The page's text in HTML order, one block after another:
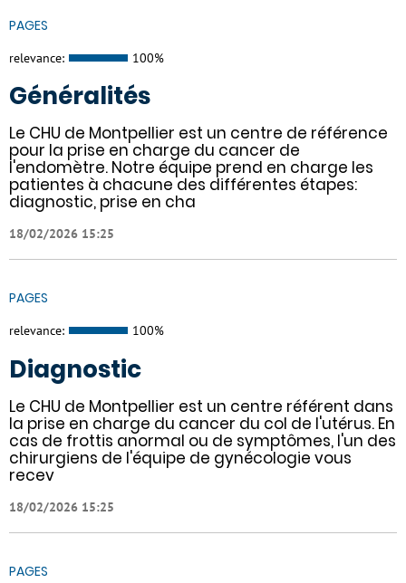
PAGES
relevance: 100%
Généralités
Le CHU de Montpellier est un centre de référence
pour la prise en charge du cancer de
l'endomètre. Notre équipe prend en charge les
patientes à chacune des différentes étapes:
diagnostic, prise en cha
18/02/2026 15:25
PAGES
relevance: 100%
Diagnostic
Le CHU de Montpellier est un centre référent dans
la prise en charge du cancer du col de l'utérus. En
cas de frottis anormal ou de symptômes, l'un des
chirurgiens de l'équipe de gynécologie vous
recev
18/02/2026 15:25
PAGES